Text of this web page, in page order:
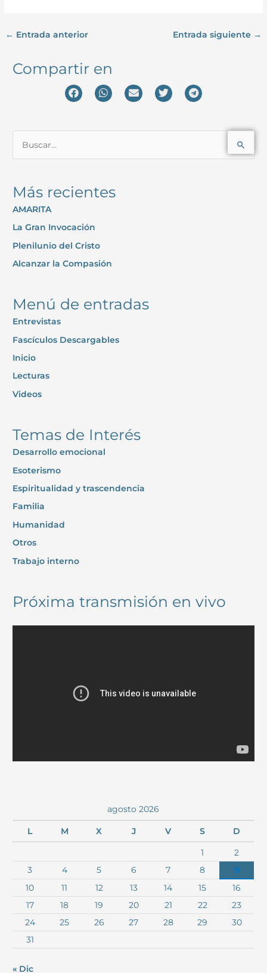
← Entrada anterior Entrada siguiente →
Compartir en
c
a
r
p
o
Más recientes
AMARITA
La Gran Invocación
Plenilunio del Cristo
Alcanzar la Compasión
Menú de entradas
Entrevistas
Fascículos Descargables
Inicio
Lecturas
Videos
Temas de Interés
Desarrollo emocional
Esoterismo
Espiritualidad y trascendencia
Familia
Humanidad
Otros
Trabajo interno
Próxima transmisión en vivo
agosto 2026
L M X J V S D
1
2
3
4 5 6 7 8
9
10
11 12 13 14 15
16
17
18 19 20 21 22
23
24
25 26 27 28 29
30
31
« Dic